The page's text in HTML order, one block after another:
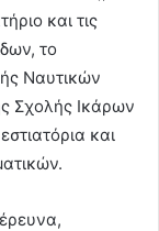
και τις
το
Ναυτικών
Σχολής Ικάρων
και